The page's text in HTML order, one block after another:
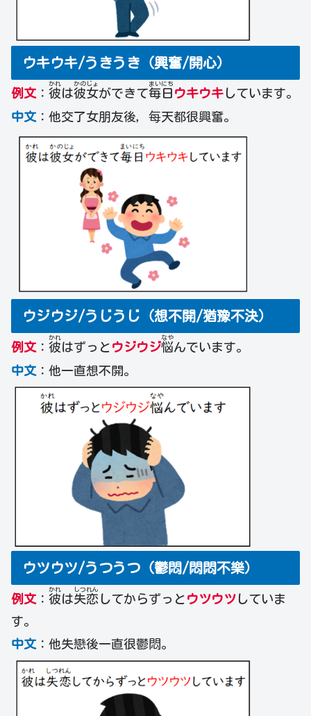
ウキウキ/うきうき（興奮/開心）
例文 ： 彼
かれ
は彼
かの
女
じょ
ができて毎
まい
日
にち
ウキウキ しています。
中文 ：他交了女朋友後，每天都很興奮。
ウジウジ/うじうじ（想不開/猶豫不決）
例文 ： 彼
かれ
はずっと ウジウジ悩
なや
んでいます。
中文 ：他一直想不開。
ウツウツ/うつうつ（鬱悶/悶悶不樂）
例文 ： 彼
かれ
は失
しつ
恋
れん
してからずっと ウツウツ していま
す。
中文 ：他失戀後一直很鬱悶。